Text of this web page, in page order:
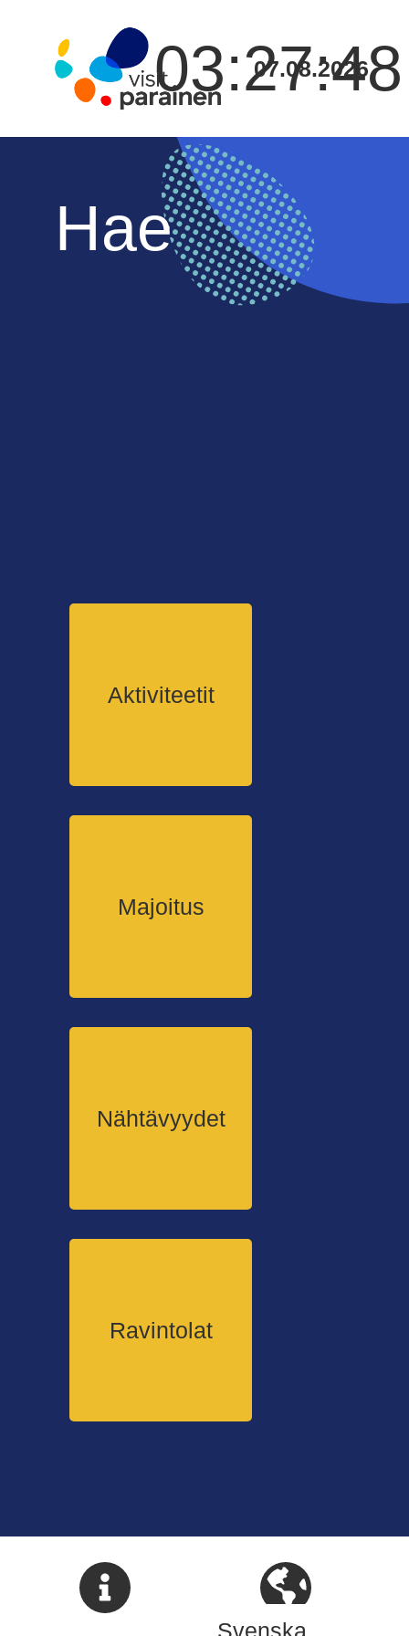
sisältöön
03:27:48
07.08.2026
Hae
Aktiviteetit
Majoitus
Nähtävyydet
Ravintolat
Svenska